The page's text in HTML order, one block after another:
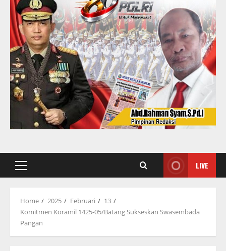
Primary
LIVE
Home 2025 Februari
13
Komitmen Koramil 1425-05/Batang Sukseskan Swasembada
Pangan